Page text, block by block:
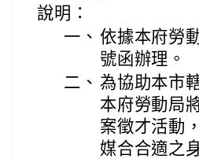
說明：
一、 依據本府勞
號函辦理。
二、 為協助本市
本府勞動局
案徵才活動
媒合合適之